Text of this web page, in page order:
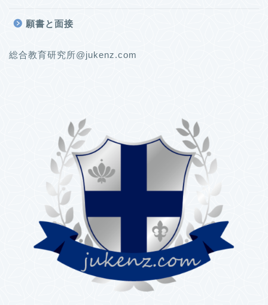
願書と面接
総合教育研究所@jukenz.com